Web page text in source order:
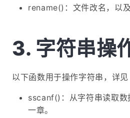
rename()：文件改名，以及
字符串操
以下函数用于操作字符串，详见
sscanf()：从字符串读取数
一章。